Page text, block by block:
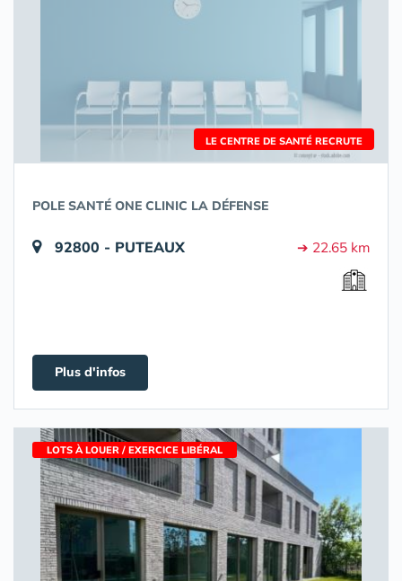
LE CENTRE DE SANTÉ RECRUTE
POLE SANTÉ ONE CLINIC LA DÉFENSE
92800 - PUTEAUX ➔ 22.65 km
Plus d'infos
LOTS À LOUER / EXERCICE LIBÉRAL